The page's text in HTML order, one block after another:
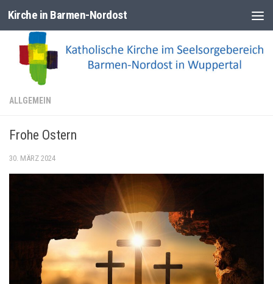
Zum Inhalt springen
Kirche in Barmen-Nordost
ALLGEMEIN
Frohe Ostern
30. MÄRZ 2024